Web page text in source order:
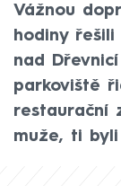
Vážnou
hodiny
nad
parkoviště
restaurační
muže, ti